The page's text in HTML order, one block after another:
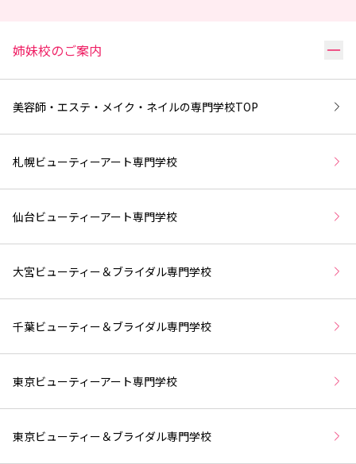
姉妹校のご案内 リ
美容師・エステ・メイク・ネイルの専門学校TOP
札幌ビューティーアート専門学校
仙台ビューティーアート専門学校
大宮ビューティー＆ブライダル専門学校
千葉ビューティー＆ブライダル専門学校
東京ビューティーアート専門学校
東京ビューティー＆ブライダル専門学校